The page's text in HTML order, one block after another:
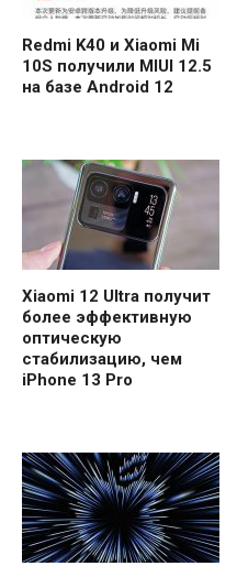
Redmi K40 и Xiaomi Mi
10S получили MIUI 12.5
на базе Android 12
Xiaomi 12 Ultra получит
более эффективную
оптическую
стабилизацию, чем
iPhone 13 Pro